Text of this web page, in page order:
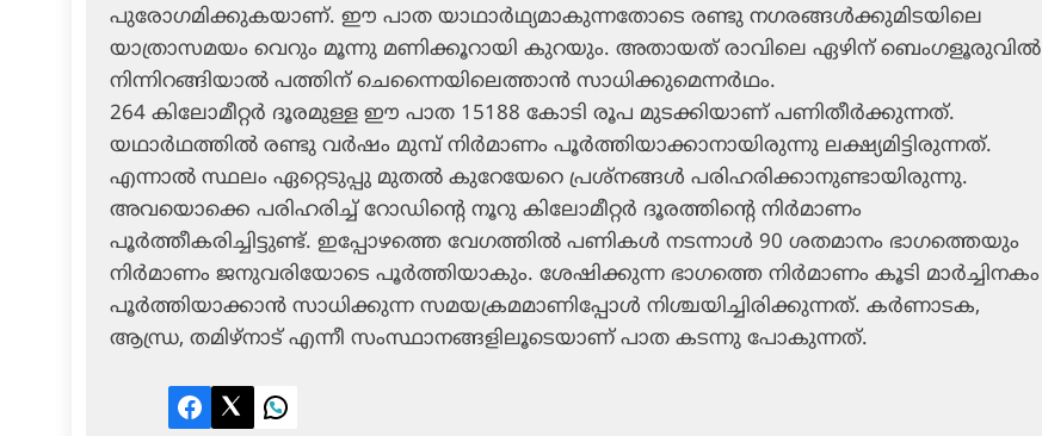
പുരോഗമിക്കുകയാണ്. ഈ പാത യാഥാര്‍ഥ്യമാകുന്നതോടെ രണ്ടു നഗരങ്ങള്‍ക്കുമിടയിലെ
യാത്രാസമയം വെറും മൂന്നു മണിക്കൂറായി കുറയും. അതായത് രാവിലെ ഏഴിന് ബെംഗളൂരുവില്‍
നിന്നിറങ്ങിയാല്‍ പത്തിന് ചെന്നൈയിലെത്താന്‍ സാധിക്കുമെന്നര്‍ഥം.
264 കിലോമീറ്റര്‍ ദൂരമുള്ള ഈ പാത 15188 കോടി രൂപ മുടക്കിയാണ് പണിതീര്‍ക്കുന്നത്.
യഥാര്‍ഥത്തില്‍ രണ്ടു വര്‍ഷം മുമ്പ് നിര്‍മാണം പൂര്‍ത്തിയാക്കാനായിരുന്നു ലക്ഷ്യമിട്ടിരുന്നത്.
എന്നാല്‍ സ്ഥലം ഏറ്റെടുപ്പു മുതല്‍ കുറേയേറെ പ്രശ്‌നങ്ങള്‍ പരിഹരിക്കാനുണ്ടായിരുന്നു.
അവയൊക്കെ പരിഹരിച്ച് റോഡിന്റെ നൂറു കിലോമീറ്റര്‍ ദൂരത്തിന്റെ നിര്‍മാണം
പൂര്‍ത്തീകരിച്ചിട്ടുണ്ട്. ഇപ്പോഴത്തെ വേഗത്തില്‍ പണികള്‍ നടന്നാള്‍ 90 ശതമാനം ഭാഗത്തെയും
നിര്‍മാണം ജനുവരിയോടെ പൂര്‍ത്തിയാകും. ശേഷിക്കുന്ന ഭാഗത്തെ നിര്‍മാണം കൂടി മാര്‍ച്ചിനകം
പൂര്‍ത്തിയാക്കാന്‍ സാധിക്കുന്ന സമയക്രമമാണിപ്പോള്‍ നിശ്ചയിച്ചിരിക്കുന്നത്. കര്‍ണാടക,
ആന്ധ്ര, തമിഴ്‌നാട് എന്നീ സംസ്ഥാനങ്ങളിലൂടെയാണ് പാത കടന്നു പോകുന്നത്.
Facebook
TwitterLinkedIn